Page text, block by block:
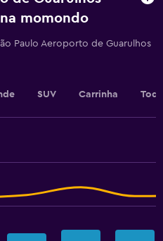
momondo
Paulo Aeroporto de Guarulhos
SUV Carrinha